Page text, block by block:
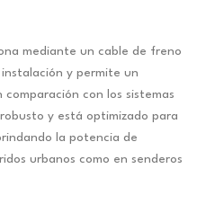
mediante un cable de freno
y permite un
con los sistemas
y está optimizado para
la potencia de
urbanos como en senderos